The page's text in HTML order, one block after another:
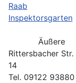
Raab
Inspektorsgarten
Äußere
Rittersbacher Str.
14
Tel. 09122 93880